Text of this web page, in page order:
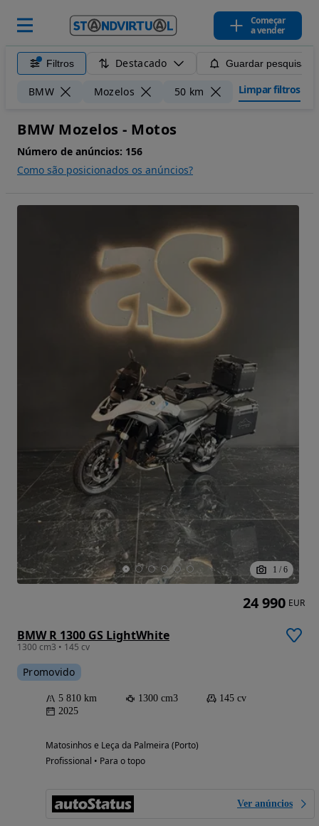
Começar
a vender
Filtros Destacado Guardar pesquisa
BMW Mozelos 50 km Limpar filtros
BMW Mozelos - Motos
Número de anúncios: 156
Como são posicionados os anúncios?
1 / 6
BMW R 1300 GS LightWhite
1300 cm3 • 145 cv
Promovido
5 810 km 1300 cm3
145 cv
2025
Matosinhos e Leça da Palmeira (Porto)
Profissional • Para o topo
Ver anúncios
24 990 EUR